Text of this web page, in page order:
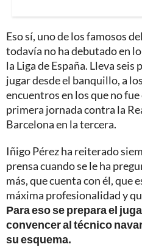
Eso sí, uno de los famosos
todavía no ha debutado en
la Liga de España. Lleva
jugar desde el banquillo, a
encuentros en los que no
primera jornada contra la
Barcelona en la tercera.
Iñigo Pérez ha reiterado
prensa cuando se le ha
más, que cuenta con él, que
máxima profesionalidad y
Para eso se prepara el
convencer al técnico
su esquema.